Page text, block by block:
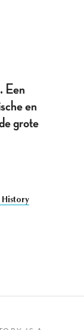
Een
en
grote
History